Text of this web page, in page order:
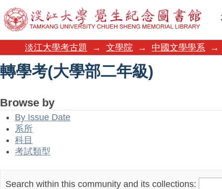
轉學考(大學部二年級)
淡江大學考古題 → 文學院 → 中國文學學系 →
轉學考(大學部二年級)
Browse by
By Issue Date
系所
科目
考試類型
Search within this community and its collections: